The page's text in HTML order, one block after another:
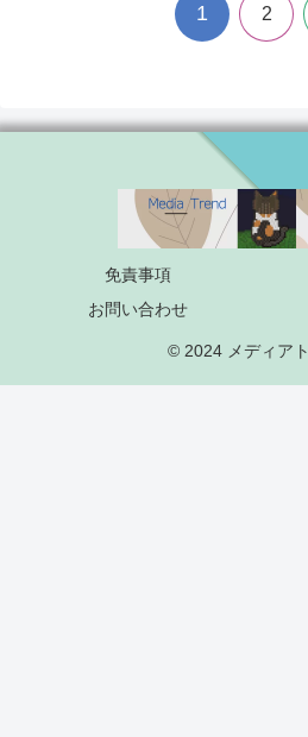
1 2
免責事項
お問い合わせ
© 2024 メディア